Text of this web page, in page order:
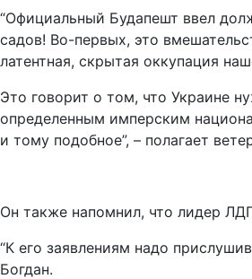
“Официальный Будапешт ввел
садов! Во-первых, это
латентная, скрытая оккупация
Это говорит о том, что Украине
определенным имперским
и тому подобное”, – полагает
Он также напомнил, что лидер
“К его заявлениям надо
Богдан.